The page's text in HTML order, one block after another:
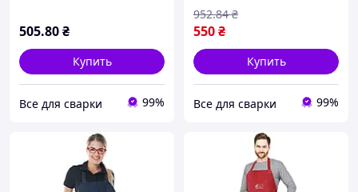
505.80₴
Купить
Все для сварки 99%
550₴
952.84 ₴
Купить
Все для сварки 99%